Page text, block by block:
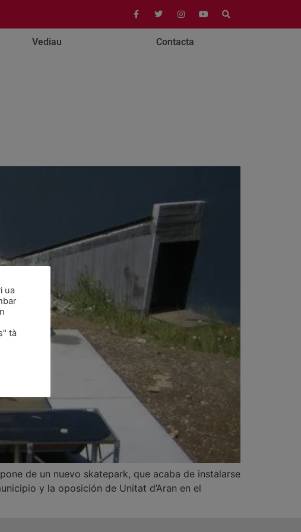
Vediau Contacta
de un nuevo skatepark, que acaba de instalarse
y la oposición de Unitat d’Aran en el
ua
tà